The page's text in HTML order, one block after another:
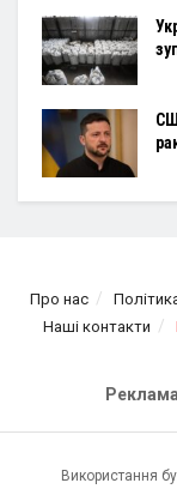
Про нас
Наші контакти
Використання